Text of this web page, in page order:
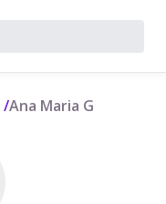
/Ana Maria G